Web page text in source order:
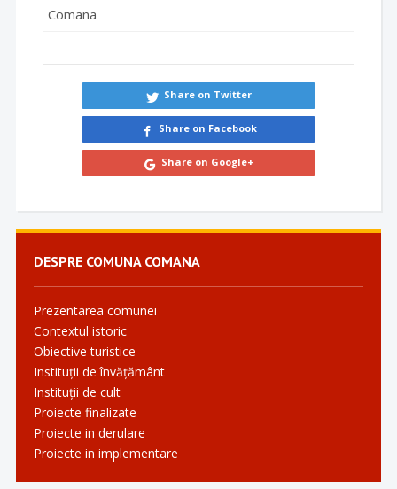
DESPRE COMUNA COMANA
Prezentarea comunei
Contextul istoric
Obiective turistice
Instituții de învățământ
Instituții de cult
Proiecte finalizate
Proiecte in derulare
Proiecte in implementare
Comana
Share on Twitter
Share on Facebook
Share on Google+